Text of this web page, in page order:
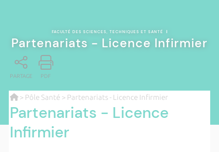
FACULTÉ DES SCIENCES, TECHNIQUES ET SANTÉ |
Partenariats - Licence Infirmier
PARTAGE PDF
> Pôle Santé > Partenariats - Licence Infirmier
Partenariats - Licence
Infirmier